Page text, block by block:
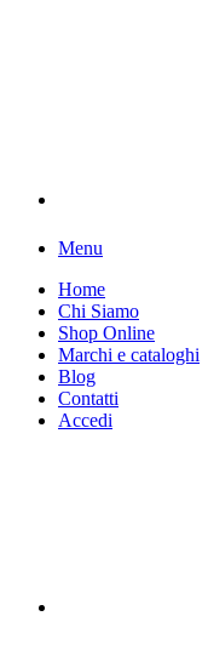
Menu
Home
Chi Siamo
Shop Online
Marchi e cataloghi
Blog
Contatti
Accedi